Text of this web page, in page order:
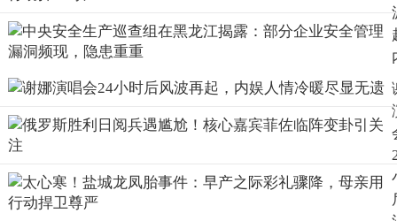
尽管网友们质疑声不断，但谢娜的死忠粉们却给予了她坚定
20万人进行了预约。
然而，她选择的成都演艺中心规模却相对较小，公开发售的
门票仅有7500多个座位。